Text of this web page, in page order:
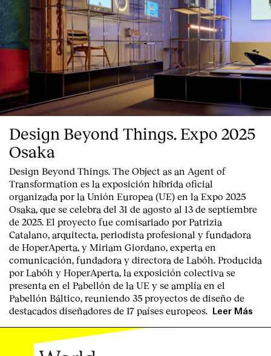
Design Beyond Things. Expo 2025
Osaka
Design Beyond Things. The Object as an Agent of
Transformation es la exposición híbrida oficial
organizada por la Unión Europea (UE) en la Expo 2025
Osaka , que se celebra del 31 de agosto al 13 de septiembre
de 2025 . El proyecto fue comisariado porPatrizia
Catalano , arquitecta, periodista profesional y fundadora
de HoperAperta, y Miriam Giordano , experta en
comunicación, fundadora y directora de Labóh. Producida
porLabóh y HoperAperta, la exposición colectiva se
presenta en el Pabellón de la UE y se amplía en el
Pabellón Báltico , reuniendo 35 proyectos de diseño de
destacados diseñadores de 17 países europeos Leer Más